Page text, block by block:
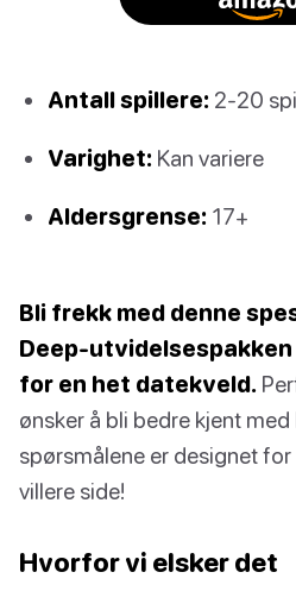
Antall spillere: 2-20
Varighet: Kan variere
Aldersgrense: 17+
Bli frekk med denne
Deep-
for en het datekveld.
ønsker å bli bedre kjent med
spørsmålene er designet
villere side!
Hvorfor vi elsker det